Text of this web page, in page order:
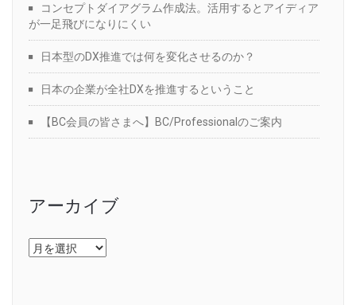
コンセプトダイアグラム作成法。活用するとアイディア
が一足飛びになりにくい
日本型のDX推進では何を変化させるのか？
日本の企業が全社DXを推進するということ
【BC会員の皆さまへ】BC/Professionalのご案内
アーカイブ
ア
ー